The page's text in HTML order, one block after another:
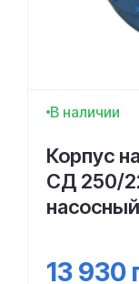
В наличии
Корпус
СД 250/
13 930